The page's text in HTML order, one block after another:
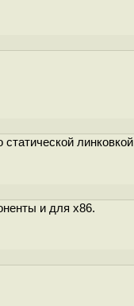
линковкой
и для x86.